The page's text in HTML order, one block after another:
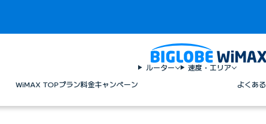
WiMAX TOPプラン料金キャンペーン
ルーター
速度・エリア
よくあ